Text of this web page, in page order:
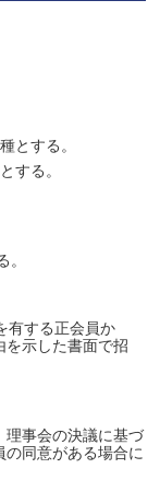
とする。
する。
。
有する正会員か
を示した書面で招
理事会の決議に基づ
同意がある場合に